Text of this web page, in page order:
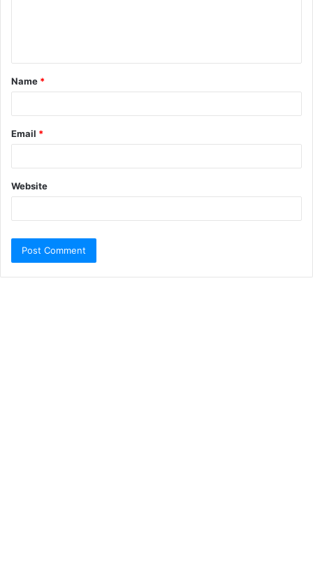
Name *
Email *
Website